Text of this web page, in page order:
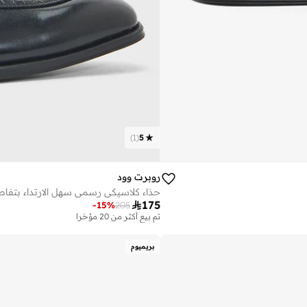
5
(
1
)
روبرت وود
حذاء كلاسيكي رسمي سهل الارتداء
175
205
-15%
تم بيع أكثر من 20 مؤخرا
على وشك النفاد
على وشك النفاد
بريميوم